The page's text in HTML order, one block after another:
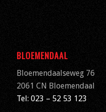
BLOEMENDAAL
Bloemendaalseweg 76
2061 CN Bloemendaal
Tel: 023 – 52 53 123